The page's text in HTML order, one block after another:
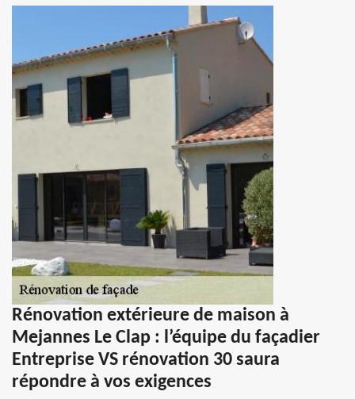
Rénovation extérieure de maison à
Mejannes Le Clap : l’équipe du façadier
Entreprise VS rénovation 30 saura
répondre à vos exigences